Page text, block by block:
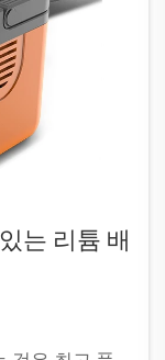
는 리튬 배